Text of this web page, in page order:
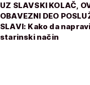
UZ SLAVSKI KOLAČ,
OBAVEZNI DEO
SLAVI: Kako da
starinski način